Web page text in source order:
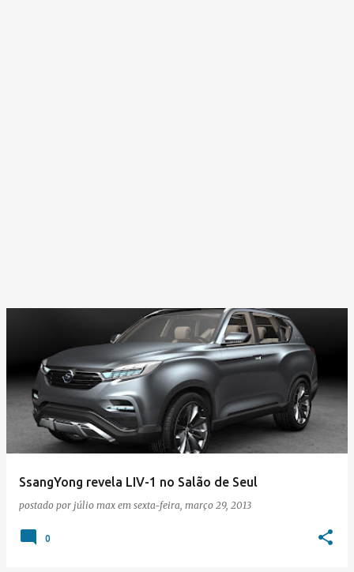
SsangYong revela LIV-1 no Salão de Seul
postado por júlio max em sexta-feira, março 29, 2013
0